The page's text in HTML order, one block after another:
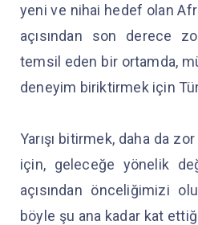
yeni ve nihai hedef olan
açısından son derece
temsil eden bir ortamda,
deneyim biriktirmek için
Yarışı bitirmek, daha da
için, geleceğe yönelik
açısından önceliğimizi
böyle şu ana kadar kat